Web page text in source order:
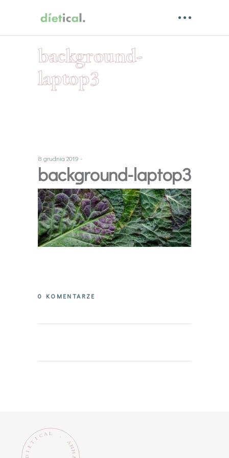
background-
laptop3
8 grudnia 2019
background-laptop3
0 KOMENTARZE
D
I
E
T
I C A L
A
N
N
A